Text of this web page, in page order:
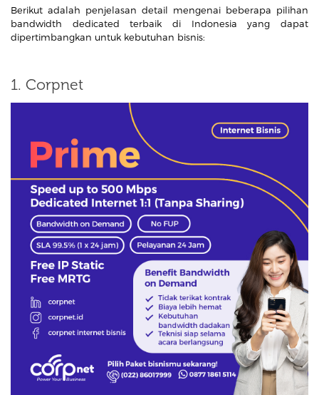
Berikut adalah penjelasan detail mengenai beberapa pilihan
bandwidth dedicated terbaik di Indonesia yang dapat
dipertimbangkan untuk kebutuhan bisnis:
1. Corpnet